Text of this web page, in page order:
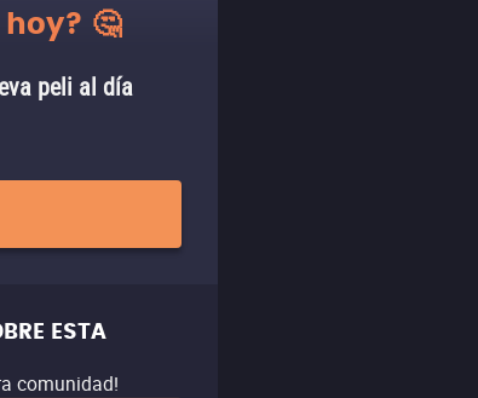
🤔
peli al día
ESTA
comunidad!